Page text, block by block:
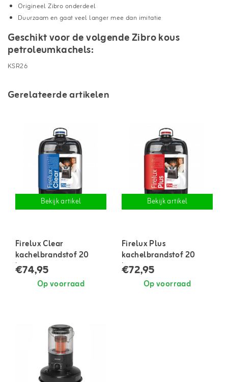
Origineel Zibro onderdeel
Duurzaam en gaat veel langer mee dan imitatie
Geschikt voor de volgende Zibro kous
petroleumkachels:
KSR26
Gerelateerde artikelen
Bekijk artikel
Firelux Clear
kachelbrandstof 20
liter
€74,95
Op voorraad
Bekijk artikel
Firelux Plus
kachelbrandstof 20
liter
€72,95
Op voorraad